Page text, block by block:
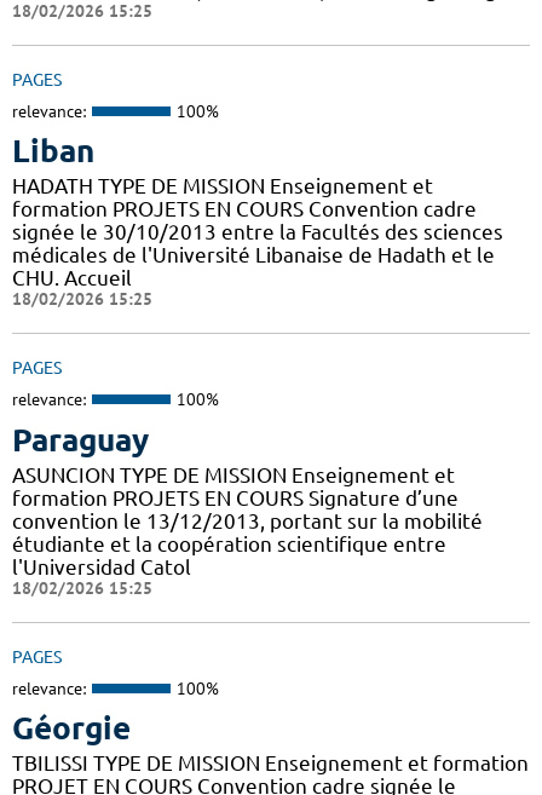
18/02/2026 15:25
PAGES
relevance: 100%
Liban
HADATH TYPE DE MISSION Enseignement et
formation PROJETS EN COURS Convention cadre
signée le 30/10/2013 entre la Facultés des sciences
médicales de l'Université Libanaise de Hadath et le
CHU. Accueil
18/02/2026 15:25
PAGES
relevance: 100%
Paraguay
ASUNCION TYPE DE MISSION Enseignement et
formation PROJETS EN COURS Signature d’une
convention le 13/12/2013, portant sur la mobilité
étudiante et la coopération scientifique entre
l'Universidad Catol
18/02/2026 15:25
PAGES
relevance: 100%
Géorgie
TBILISSI TYPE DE MISSION Enseignement et formation
PROJET EN COURS Convention cadre signée le